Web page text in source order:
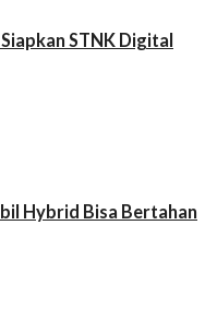
STNK Digital
Hybrid Bisa Bertahan